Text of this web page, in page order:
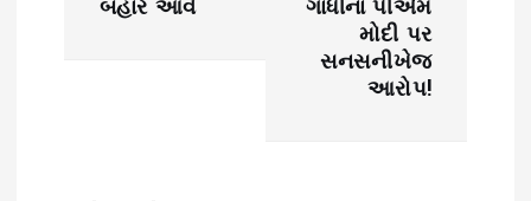
બહાર આવે
ગાંધીના પીએમ
મોદી પર
સનસનીખેજ
આરોપ!